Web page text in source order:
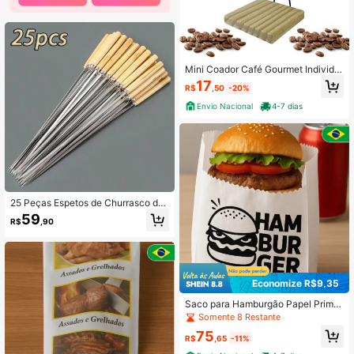
25 Peças Espetos de Churrasco de
Madeira Antiescaldante, Reutilizáv
eis, Espetos de Churrasco de Metal
R$59 ,90
Mini Coador Café Gourmet Individu
al Unico Base Madeira
R$17,50 -20%
Envio Nacional
4-7 dias
Economize R$9,35
Saco para Hamburgão Papel Prime
10x15cm Embale Bem c/500 un
Somente 8 Restante
R$75 ,65 -11%